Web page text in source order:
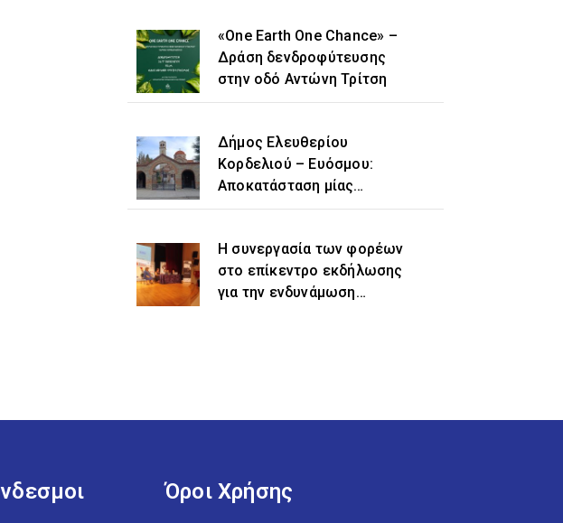
«One Earth One Chance» –
Δράση δενδροφύτευσης
στην οδό Αντώνη Τρίτση
Δήμος Ελευθερίου
Κορδελιού – Ευόσμου:
Αποκατάσταση μίας
ιστορικής αδικίας η
«Ελευθέριο» στην
ονομασία του δήμου
Η συνεργασία των φορέων
στο επίκεντρο εκδήλωσης
για την ενδυνάμωση
Όροι Χρήσης